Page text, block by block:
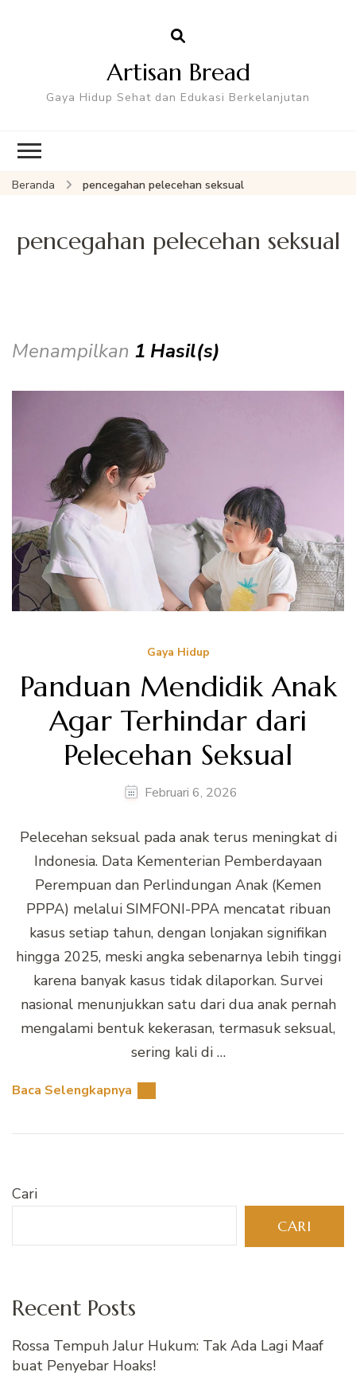
Artisan Bread
Gaya Hidup Sehat dan Edukasi Berkelanjutan
Beranda pencegahan pelecehan seksual
pencegahan pelecehan seksual
Menampilkan 1 Hasil(s)
Gaya Hidup
Panduan Mendidik Anak
Agar Terhindar dari
Pelecehan Seksual
Februari 6, 2026
Pelecehan seksual pada anak terus meningkat di
Indonesia. Data Kementerian Pemberdayaan
Perempuan dan Perlindungan Anak (Kemen
PPPA) melalui SIMFONI-PPA mencatat ribuan
kasus setiap tahun, dengan lonjakan signifikan
hingga 2025, meski angka sebenarnya lebih tinggi
karena banyak kasus tidak dilaporkan. Survei
nasional menunjukkan satu dari dua anak pernah
mengalami bentuk kekerasan, termasuk seksual,
sering kali di …
Baca Selengkapnya
Cari
CARI
Recent Posts
Rossa Tempuh Jalur Hukum: Tak Ada Lagi Maaf
buat Penyebar Hoaks!